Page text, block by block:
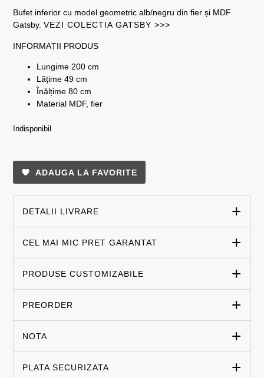
Bufet inferior cu model geometric alb/negru din fier și MDF
Gatsby. VEZI COLECTIA GATSBY >>>
INFORMAȚII PRODUS
Lungime 200 cm
Lățime 49 cm
Înălțime 80 cm
Material MDF, fier
Indisponibil
ADAUGA LA FAVORITE
DETALII LIVRARE
CEL MAI MIC PRET GARANTAT
PRODUSE CUSTOMIZABILE
PREORDER
NOTA
PLATA SECURIZATA